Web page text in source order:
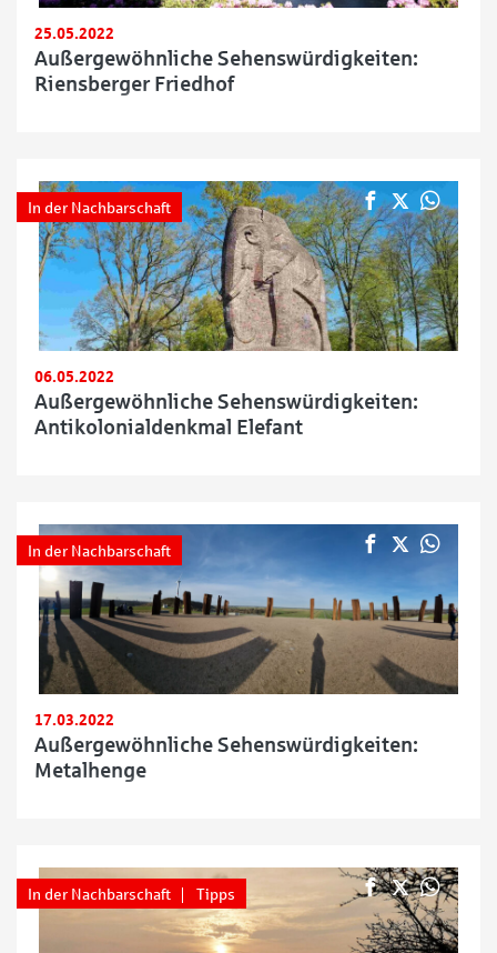
25.05.2022
Außergewöhnliche Sehenswürdigkeiten:
Riensberger Friedhof
In der Nachbarschaft
06.05.2022
Außergewöhnliche Sehenswürdigkeiten:
Antikolonialdenkmal Elefant
In der Nachbarschaft
17.03.2022
Außergewöhnliche Sehenswürdigkeiten:
Metalhenge
In der Nachbarschaft Tipps